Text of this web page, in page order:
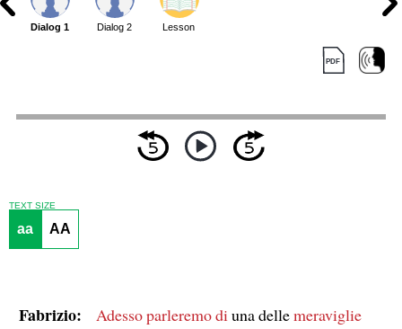
Dialog 1 Dialog 2 Lesson
TEXT SIZE
aa AA
Fabrizio: Adesso parleremo di una dellemeraviglie